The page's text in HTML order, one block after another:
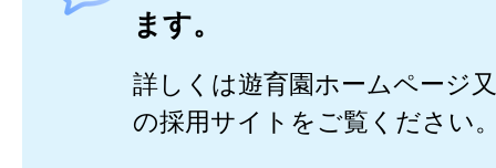
ます。
詳しくは遊育園ホームページ
の採用サイトをご覧ください